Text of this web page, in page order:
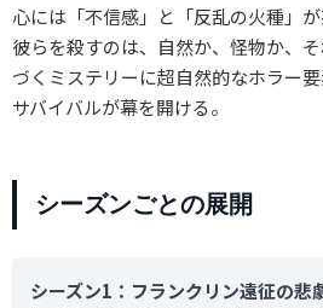
心には「不信感」と「反乱の火種」が
彼らを殺すのは、自然か、怪物か、そ
づくミステリーに超自然的なホラー
サバイバルが幕を開ける。
シーズンごとの展開
シーズン1：フランクリン遠征の悲